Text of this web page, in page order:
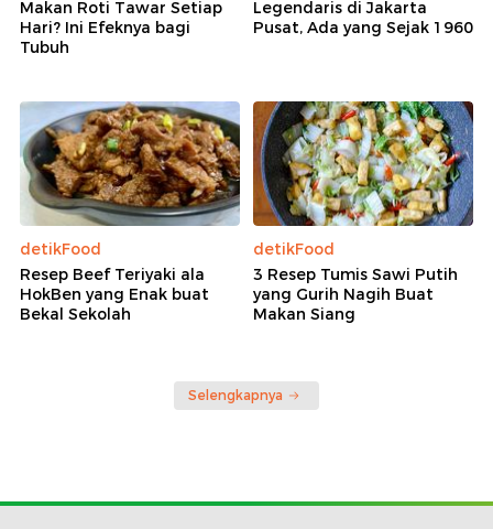
Makan Roti Tawar Setiap
Hari? Ini Efeknya bagi
Tubuh
Legendaris di Jakarta
Pusat, Ada yang Sejak 1960
detikFood
Resep Beef Teriyaki ala
HokBen yang Enak buat
Bekal Sekolah
detikFood
3 Resep Tumis Sawi Putih
yang Gurih Nagih Buat
Makan Siang
Selengkapnya